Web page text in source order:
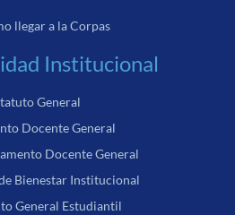
llegar a la Corpas
Institucional
General
Docente General
Docente General
Bienestar Institucional
General Estudiantil